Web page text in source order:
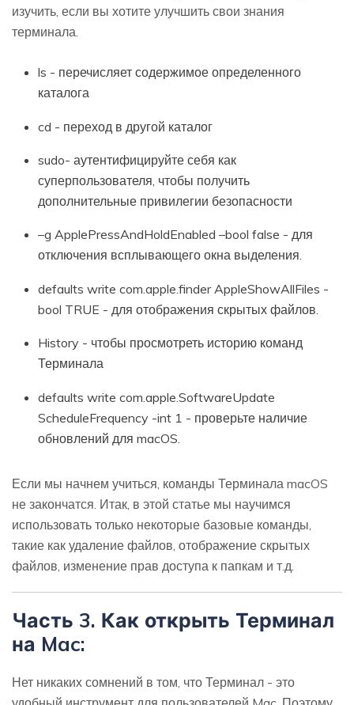
изучить, если вы хотите улучшить свои знания
терминала.
ls - перечисляет содержимое определенного
каталога
cd - переход в другой каталог
sudo- аутентифицируйте себя как
суперпользователя, чтобы получить
дополнительные привилегии безопасности
–g ApplePressAndHoldEnabled –bool false - для
отключения всплывающего окна выделения.
defaults write com.apple.finder AppleShowAllFiles -
bool TRUE - для отображения скрытых файлов.
History - чтобы просмотреть историю команд
Терминала
defaults write com.apple.SoftwareUpdate
ScheduleFrequency -int 1 - проверьте наличие
обновлений для macOS.
Если мы начнем учиться, команды Терминала macOS
не закончатся. Итак, в этой статье мы научимся
использовать только некоторые базовые команды,
такие как удаление файлов, отображение скрытых
файлов, изменение прав доступа к папкам и т.д.
Часть 3. Как открыть Терминал
на Mac:
Нет никаких сомнений в том, что Терминал - это